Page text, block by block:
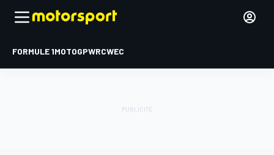
FORMULE 1MOTOGPWRCWEC